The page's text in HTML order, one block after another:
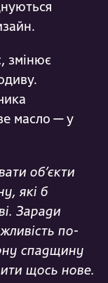
змінює
масло — у
об’єкти
які б
. Заради
по-
спадщину
щось нове.